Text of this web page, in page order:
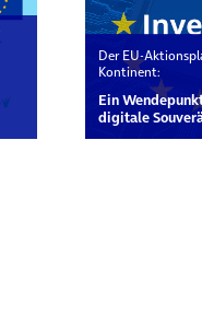
Der EU-
Kontinent:
Ein
digitale
blättern
weiter blättern